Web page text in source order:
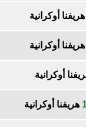
هريفنا أوكرانية
هريفنا أوكرانية
أوكرانية
هريفنا أوكرانية